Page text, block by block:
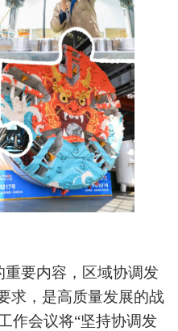
重要内容，区域协调发
求，是高质量发展的战
作会议将“坚持协调发